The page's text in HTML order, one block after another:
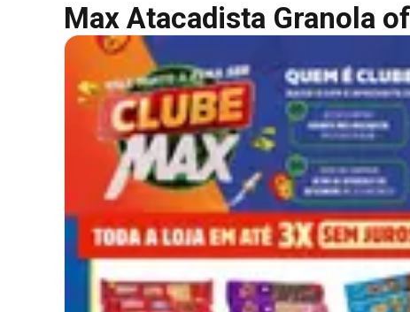
Max Atacadista Granola